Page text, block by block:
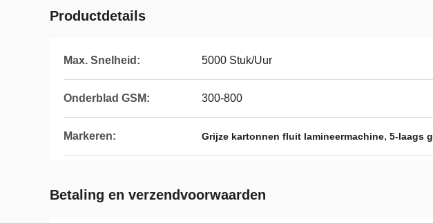
Productdetails
Max. Snelheid: 5000 Stuk/Uur
Onderblad GSM: 300-800
Markeren: Grijze kartonnen fluit lamineermachine, 5-laags
Betaling en verzendvoorwaarden